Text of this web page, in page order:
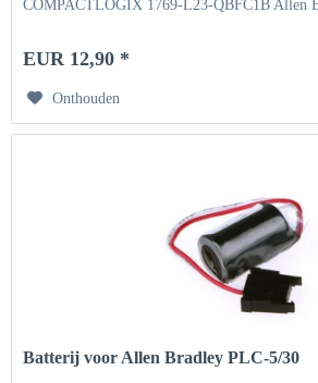
COMPACTLOGIX 1769-L23-QBFC1B Allen
EUR 12,90 *
Onthouden
Batterij voor Allen Bradley PLC-5/30